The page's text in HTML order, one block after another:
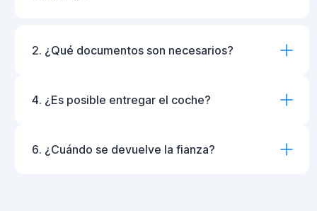
2. ¿Qué documentos son necesarios?
4. ¿Es posible entregar el coche?
6. ¿Cuándo se devuelve la fianza?